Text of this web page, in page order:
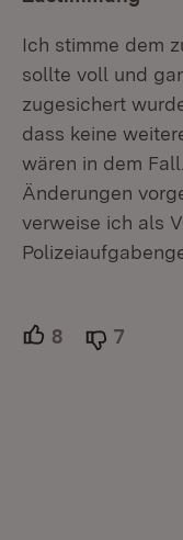
Ich stimme dem
sollte voll und
zugesichert
dass keine
wären in dem
Änderungen
verweise ich als
8 Unterstützer.
7